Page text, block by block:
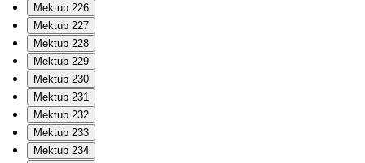
Mektub 226
Mektub 227
Mektub 228
Mektub 229
Mektub 230
Mektub 231
Mektub 232
Mektub 233
Mektub 234